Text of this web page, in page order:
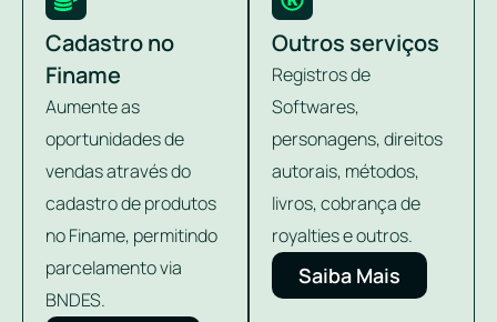
Cadastro no
Finame
Aumente as
oportunidades de
vendas através do
cadastro de produtos
no Finame, permitindo
parcelamento via
BNDES.
Outros serviços
Registros de
Softwares,
personagens, direitos
autorais, métodos,
livros, cobrança de
royalties e outros.
Saiba Mais